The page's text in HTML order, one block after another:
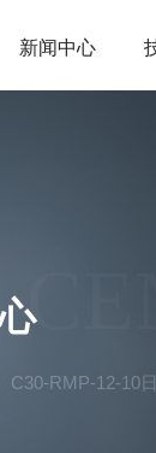
新闻中心
C30-RMP-12-10